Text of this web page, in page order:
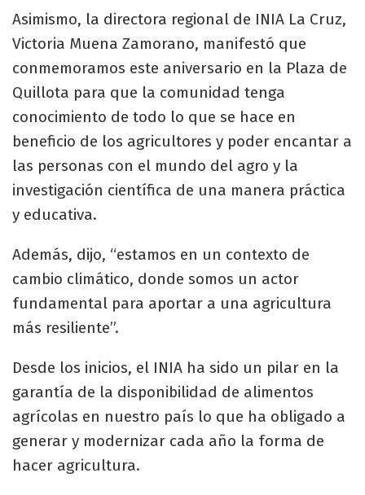
Asimismo, la directora regional de INIA La Cruz,
Victoria Muena Zamorano, manifestó que
conmemoramos este aniversario en la Plaza de
Quillota para que la comunidad tenga
conocimiento de todo lo que se hace en
beneficio de los agricultores y poder encantar a
las personas con el mundo del agro y la
investigación científica de una manera práctica
y educativa.
Además, dijo, “estamos en un contexto de
cambio climático, donde somos un actor
fundamental para aportar a una agricultura
más resiliente”.
Desde los inicios, el INIA ha sido un pilar en la
garantía de la disponibilidad de alimentos
agrícolas en nuestro país lo que ha obligado a
generar y modernizar cada año la forma de
hacer agricultura.